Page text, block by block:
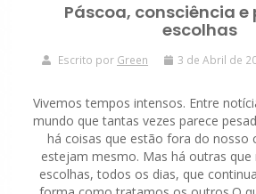
Páscoa, consciência e
escolhas
Escrito por Green 3 de Abril de
Vivemos tempos intensos. Entre
mundo que tantas vezes parece
há coisas que estão fora do nosso
estejam mesmo. Mas há outras que
escolhas, todos os dias, que